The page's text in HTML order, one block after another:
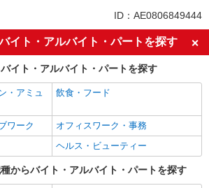
週払い
副業・WワークOK
す
ァッション・アパレル
す
ID：AE0806849444
イト・アルバイト・パートを探す
イト・アルバイト・パートを探す
・アミュ
飲食・フード
ワーク
オフィスワーク・事務
ヘルス・ビューティー
からバイト・アルバイト・パートを探す